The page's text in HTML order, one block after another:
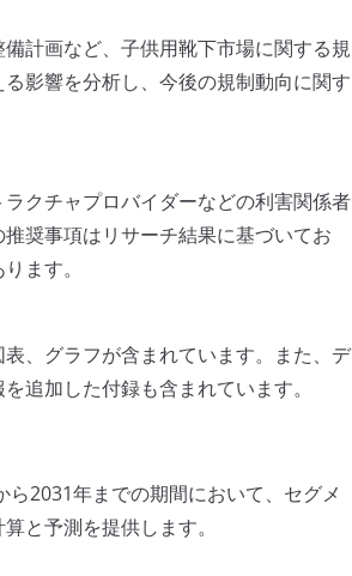
計画など、子供用靴下市場に関する規
影響を分析し、今後の規制動向に関す
クチャプロバイダーなどの利害関係者
奨事項はリサーチ結果に基づいてお
ます。
、グラフが含まれています。また、デ
追加した付録も含まれています。
2031年までの期間において、セグメ
と予測を提供します。